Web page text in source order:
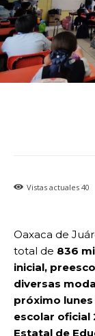
Vistas actuales 40
Oaxaca de
total de 836
inicial,
diversas
próximo lunes
escolar oficial
Estatal de